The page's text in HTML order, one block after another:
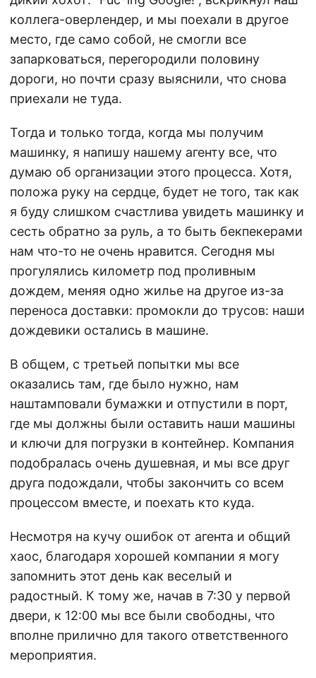
коллега-оверлендер, и мы поехали в другое
место, где само собой, не смогли все
запарковаться, перегородили половину
дороги, но почти сразу выяснили, что снова
приехали не туда.
Тогда и только тогда, когда мы получим
машинку, я напишу нашему агенту все, что
думаю об организации этого процесса. Хотя,
положа руку на сердце, будет не того, так как
я буду слишком счастлива увидеть машинку и
сесть обратно за руль, а то быть бекпекерами
нам что-то не очень нравится. Сегодня мы
прогулялись километр под проливным
дождем, меняя одно жилье на другое из-за
переноса доставки: промокли до трусов: наши
дождевики остались в машине.
В общем, с третьей попытки мы все
оказались там, где было нужно, нам
наштамповали бумажки и отпустили в порт,
где мы должны были оставить наши машины
и ключи для погрузки в контейнер. Компания
подобралась очень душевная, и мы все друг
друга подождали, чтобы закончить со всем
процессом вместе, и поехать кто куда.
Несмотря на кучу ошибок от агента и общий
хаос, благодаря хорошей компании я могу
запомнить этот день как веселый и
радостный. К тому же, начав в 7:30 у первой
двери, к 12:00 мы все были свободны, что
вполне прилично для такого ответственного
мероприятия.